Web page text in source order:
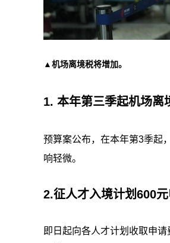
▲机场离境税将增加。
1. 本年第三季起机场离
预算案公布，在本年第3季起
响轻微。
2.征人才入境计划600
即日起向各人才计划收取申